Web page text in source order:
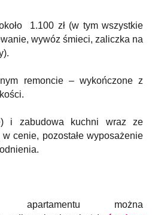
1.100 zł (w tym wszystkie
wywóz śmieci, zaliczka na
remoncie – wykończone z
i zabudowa kuchni wraz ze
cenie, pozostałe wyposażenie
można